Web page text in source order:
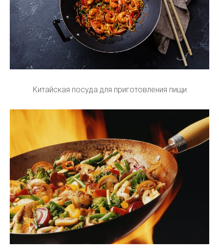
Китайская посуда для приготовления пищи